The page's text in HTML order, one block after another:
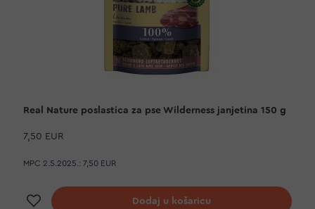
Real Nature poslastica za pse Wilderness janjetina 150 g
7,50 EUR
MPC 2.5.2025.: 7,50 EUR
Dodaj na listu želja
Dodaj u košaricu